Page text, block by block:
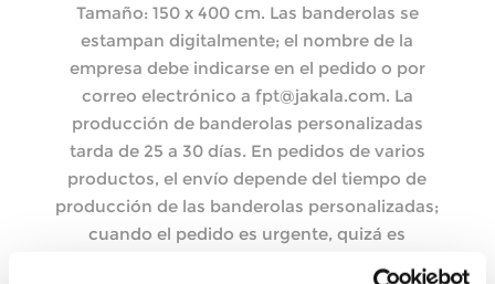
Tamaño: 150 x 400 cm. Las banderolas se
estampan digitalmente; el nombre de la
empresa debe indicarse en el pedido o por
correo electrónico a fpt@jakala.com. La
producción de banderolas personalizadas
tarda de 25 a 30 días. En pedidos de varios
productos, el envío depende del tiempo de
producción de las banderolas personalizadas;
cuando el pedido es urgente, quizá es